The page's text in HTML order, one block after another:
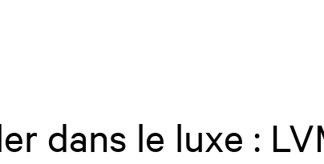
dans le luxe :